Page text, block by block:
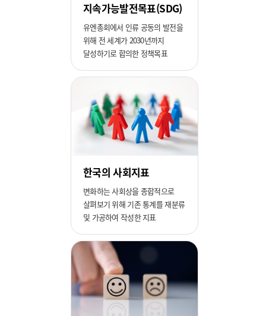
지속가능발전목표(SDG)
유엔총회에서 인류 공동의 발전을
위해 전 세계가 2030년까지
달성하기로 합의한 정책목표
한국의 사회지표
변화하는 사회상을 종합적으로
살펴보기 위해 기존 통계를 재분류
및 가공하여 작성한 지표